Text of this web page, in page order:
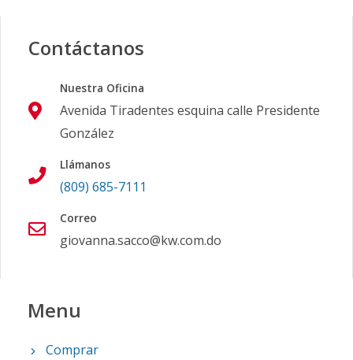
Contáctanos
Nuestra Oficina
Avenida Tiradentes esquina calle Presidente
González
Llámanos
(809) 685-7111
Correo
giovanna.sacco@kw.com.do
Menu
Comprar